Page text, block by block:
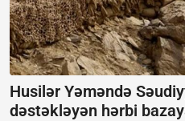
Husilər Yəməndə
dəstəkləyən hərbi